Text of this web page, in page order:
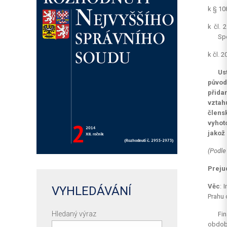
k §
k čl.
k čl.
jakož
Věc:
Prahu
VYHLEDÁVÁNÍ
Hledaný výraz